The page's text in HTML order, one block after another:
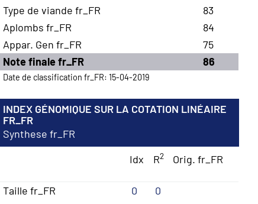
Type de viande fr_FR
83
Aplombs fr_FR
84
Appar. Gen fr_FR
75
Note finale fr_FR
86
Date de classification fr_FR: 15-04-2019
INDEX GÉNOMIQUE SUR LA COTATION LINÉAIRE
FR_FR
Synthese fr_FR
Idx
R2 Orig. fr_FR
Taille fr_FR 0
0